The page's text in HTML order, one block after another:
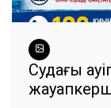
Судағы